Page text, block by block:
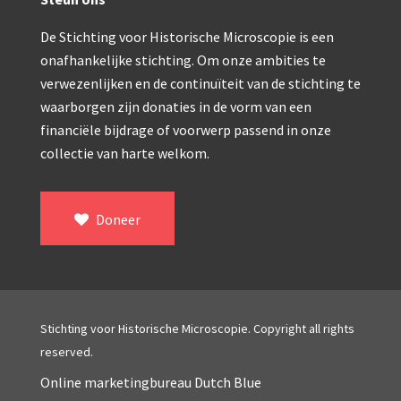
Zeiss, statief IX (ca. 1890)
Seibert, ‘Stativ 3’ (1895-1900)
Watson & Sons, No. 1 ‘Van Heurck’ (ca. 1900)
Reichert (ca. 1925)
ROW, schoolmicroscoop (1955-1965)
Troughton & Simms, McArthur type (1959-
Bleeker, statief R (ca. 1965)
Meopta, ‘veld’microscoop (1965-1980)
Zeiss, type Ergaval (ca. 1970)
De Stichting voor Historische Microscopie is een
onafhankelijke stichting. Om onze ambities te
verwezenlijken en de continuïteit van de stichting te
waarborgen zijn donaties in de vorm van een
financiële bijdrage of voorwerp passend in onze
collectie van harte welkom.
Doneer
Stichting voor Historische Microscopie. Copyright all rights
reserved.
Online marketingbureau Dutch Blue